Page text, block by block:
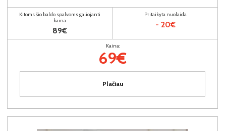
Kitoms šio baldo spalvoms galiojanti
kaina
89€
Pritaikyta nuolaida
- 20€
Kaina:
69€
Plačiau